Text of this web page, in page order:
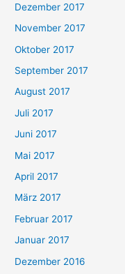
Dezember 2017
November 2017
Oktober 2017
September 2017
August 2017
Juli 2017
Juni 2017
Mai 2017
April 2017
März 2017
Februar 2017
Januar 2017
Dezember 2016